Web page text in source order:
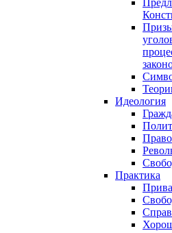
Идеология
Право
Практика